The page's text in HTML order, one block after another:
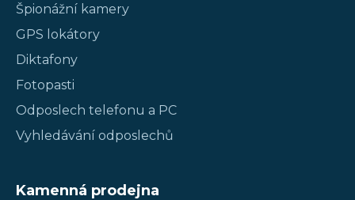
Špionážní kamery
GPS lokátory
Diktafony
Fotopasti
Odposlech telefonu a PC
Vyhledávání odposlechů
Kamenná prodejna